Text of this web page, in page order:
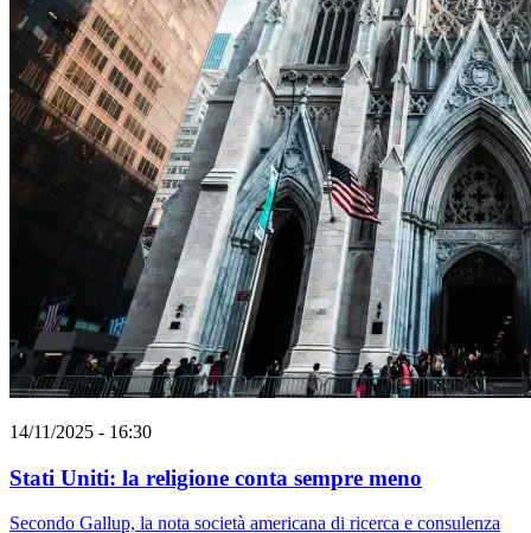
14/11/2025 - 16:30
Stati Uniti: la religione conta sempre meno
Secondo Gallup, la nota società americana di ricerca e consulenza